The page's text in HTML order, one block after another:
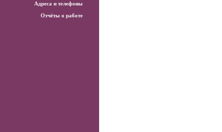
Адреса и телефоны
Отчёты о работе